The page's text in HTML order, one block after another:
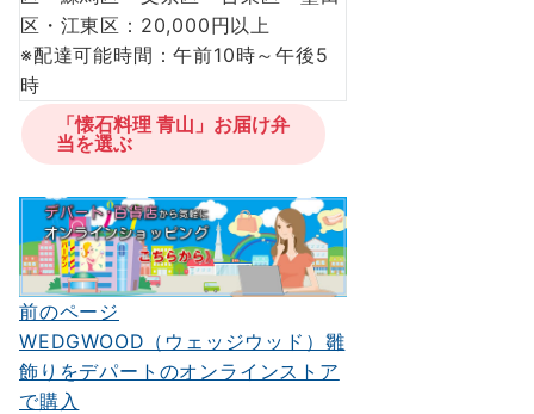
区・江東区：20,000円以上
※配達可能時間：午前10時～午後5
時
「懐石料理 青山」お届け弁
当を選ぶ
投
稿
ナ
前のページ
WEDGWOOD（ウェッジウッド）雛
飾りをデパートのオンラインストア
で購入